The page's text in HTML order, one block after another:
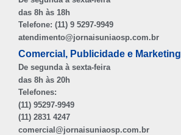
das 8h às 18h
Telefone: (11) 9 5297-9949
atendimento@jornaisuniaosp.com.br
Comercial, Publicidade e Marketing
De segunda à sexta-feira
das 8h às 20h
Telefones:
(11) 95297-9949
(11) 2831 4247
comercial@jornaisuniaosp.com.br